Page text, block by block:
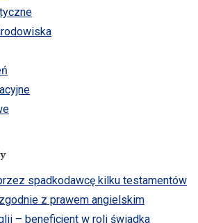
spadkodawcę kilku testamentów
z prawem angielskim
– beneficjent w roli świadka